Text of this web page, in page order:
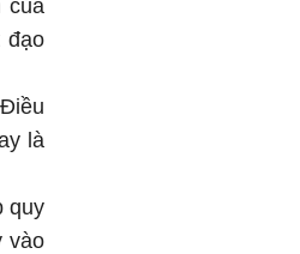
của
đạo
là
quy
vào